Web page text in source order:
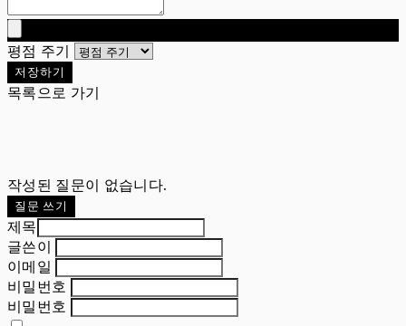
평점 주기
저장하기
목록으로 가기
작성된 질문이 없습니다.
질문 쓰기
제목
글쓴이
이메일
비밀번호
비밀번호